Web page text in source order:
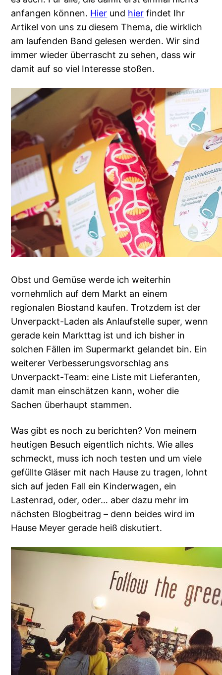
anfangen können. Hier und hier findet Ihr
Artikel von uns zu diesem Thema, die wirklich
am laufenden Band gelesen werden. Wir sind
immer wieder überrascht zu sehen, dass wir
damit auf so viel Interesse stoßen.
Obst und Gemüse werde ich weiterhin
vornehmlich auf dem Markt an einem
regionalen Biostand kaufen. Trotzdem ist der
Unverpackt-Laden als Anlaufstelle super, wenn
gerade kein Markttag ist und ich bisher in
solchen Fällen im Supermarkt gelandet bin. Ein
weiterer Verbesserungsvorschlag ans
Unverpackt-Team: eine Liste mit Lieferanten,
damit man einschätzen kann, woher die
Sachen überhaupt stammen.
Was gibt es noch zu berichten? Von meinem
heutigen Besuch eigentlich nichts. Wie alles
schmeckt, muss ich noch testen und um viele
gefüllte Gläser mit nach Hause zu tragen, lohnt
sich auf jeden Fall ein Kinderwagen, ein
Lastenrad, oder, oder… aber dazu mehr im
nächsten Blogbeitrag – denn beides wird im
Hause Meyer gerade heiß diskutiert.